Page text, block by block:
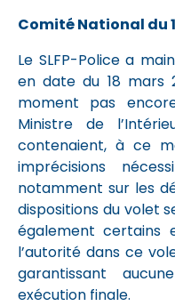
Comité National du
Le SLFP-Police a
en date du 18 mars
moment pas
Ministre de
contenaient, à ce
imprécisions
notamment sur les
dispositions du volet
également certains
l’autorité dans ce
garantissant
exécution finale.